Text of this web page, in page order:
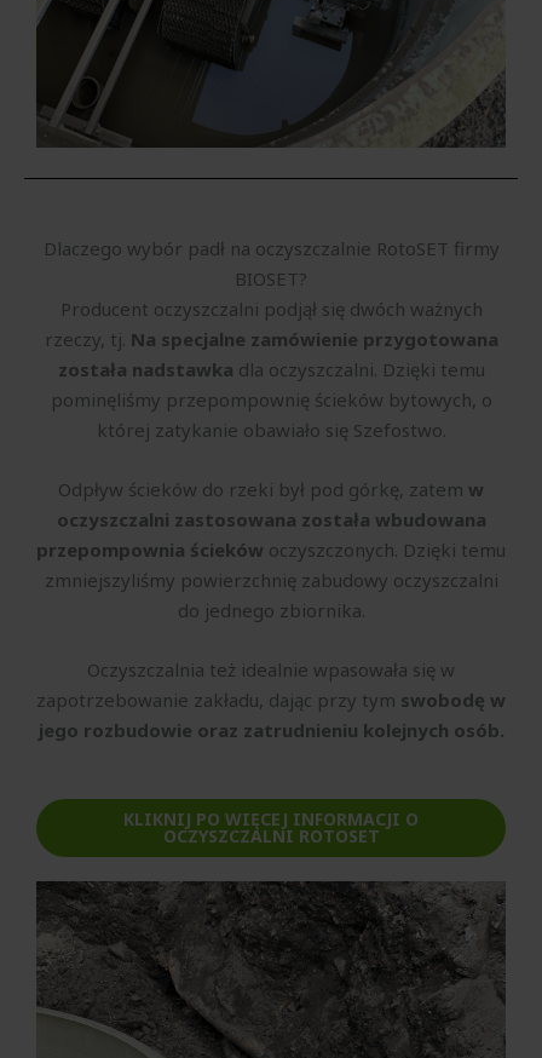
Dlaczego wybór padł na oczyszczalnie RotoSET firmy
BIOSET?
Producent oczyszczalni podjął się dwóch ważnych
rzeczy, tj. Na specjalne zamówienie przygotowana
została nadstawka dla oczyszczalni. Dzięki temu
pominęliśmy przepompownię ścieków bytowych, o
której zatykanie obawiało się Szefostwo.
Odpływ ścieków do rzeki był pod górkę, zatem w
oczyszczalni zastosowana została wbudowana
przepompownia ścieków oczyszczonych. Dzięki temu
zmniejszyliśmy powierzchnię zabudowy oczyszczalni
do jednego zbiornika.
Oczyszczalnia też idealnie wpasowała się w
zapotrzebowanie zakładu, dając przy tym swobodę w
jego rozbudowie oraz zatrudnieniu kolejnych osób.
KLIKNIJ PO WIĘCEJ INFORMACJI O
OCZYSZCZALNI ROTOSET